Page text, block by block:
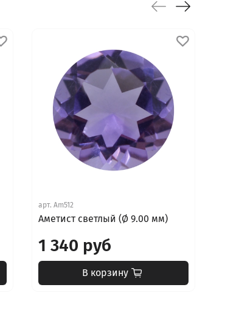
арт.Am512
Аметист светлый (Ø 9.00 мм)
1 340 руб
В корзину